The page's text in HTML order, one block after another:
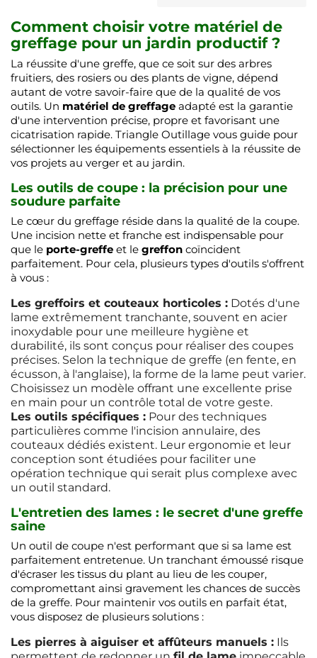
Comment choisir votre matériel de
greffage pour un jardin productif ?
La réussite d'une greffe, que ce soit sur des arbres
fruitiers, des rosiers ou des plants de vigne, dépend
autant de votre savoir-faire que de la qualité de vos
outils. Un matériel de greffage adapté est la garantie
d'une intervention précise, propre et favorisant une
cicatrisation rapide. Triangle Outillage vous guide pour
sélectionner les équipements essentiels à la réussite de
vos projets au verger et au jardin.
Les outils de coupe : la précision pour une
soudure parfaite
Le cœur du greffage réside dans la qualité de la coupe.
Une incision nette et franche est indispensable pour
que le porte-greffe et le greffon coïncident
parfaitement. Pour cela, plusieurs types d'outils s'offrent
à vous :
Les greffoirs et couteaux horticoles : Dotés d'une
lame extrêmement tranchante, souvent en acier
inoxydable pour une meilleure hygiène et
durabilité, ils sont conçus pour réaliser des coupes
précises. Selon la technique de greffe (en fente, en
écusson, à l'anglaise), la forme de la lame peut varier.
Choisissez un modèle offrant une excellente prise
en main pour un contrôle total de votre geste.
Les outils spécifiques : Pour des techniques
particulières comme l'incision annulaire, des
couteaux dédiés existent. Leur ergonomie et leur
conception sont étudiées pour faciliter une
opération technique qui serait plus complexe avec
un outil standard.
L'entretien des lames : le secret d'une greffe
saine
Un outil de coupe n'est performant que si sa lame est
parfaitement entretenue. Un tranchant émoussé risque
d'écraser les tissus du plant au lieu de les couper,
compromettant ainsi gravement les chances de succès
de la greffe. Pour maintenir vos outils en parfait état,
vous disposez de plusieurs solutions :
Les pierres à aiguiser et affûteurs manuels : Ils